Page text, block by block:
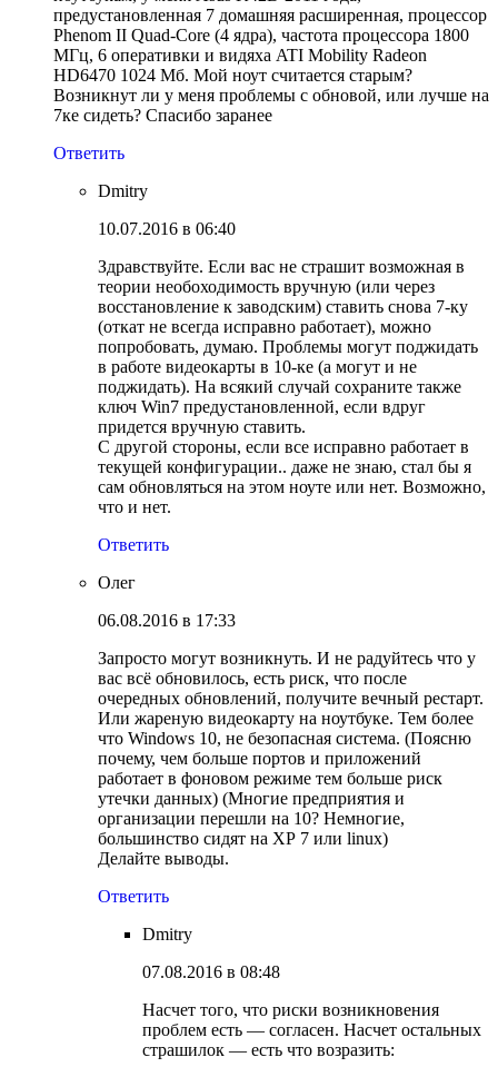
предустановленная 7 домашняя расширенная, процессор
Phenom II Quad-Core (4 ядра), частота процессора 1800
МГц, 6 оперативки и видяха ATI Mobility Radeon
HD6470 1024 Мб. Мой ноут считается старым?
Возникнут ли у меня проблемы с обновой, или лучше на
7ке сидеть? Спасибо заранее
Ответить
Dmitry
10.07.2016 в 06:40
Здравствуйте. Если вас не страшит возможная в
теории необоходимость вручную (или через
восстановление к заводским) ставить снова 7-ку
(откат не всегда исправно работает), можно
попробовать, думаю. Проблемы могут поджидать
в работе видеокарты в 10-ке (а могут и не
поджидать). На всякий случай сохраните также
ключ Win7 предустановленной, если вдруг
придется вручную ставить.
С другой стороны, если все исправно работает в
текущей конфигурации.. даже не знаю, стал бы я
сам обновляться на этом ноуте или нет. Возможно,
что и нет.
Ответить
Олег
06.08.2016 в 17:33
Запросто могут возникнуть. И не радуйтесь что у
вас всё обновилось, есть риск, что после
очередных обновлений, получите вечный рестарт.
Или жареную видеокарту на ноутбуке. Тем более
что Windows 10, не безопасная система. (Поясню
почему, чем больше портов и приложений
работает в фоновом режиме тем больше риск
утечки данных) (Многие предприятия и
организации перешли на 10? Немногие,
большинство сидят на ХР 7 или linux)
Делайте выводы.
Ответить
Dmitry
07.08.2016 в 08:48
Насчет того, что риски возникновения
проблем есть — согласен. Насчет остальных
страшилок — есть что возразить: